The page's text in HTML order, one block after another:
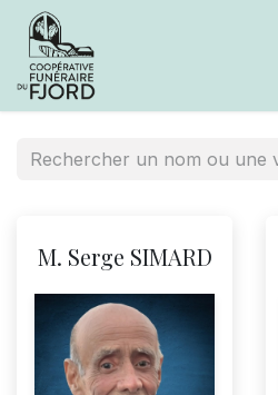
M. Serge SIMARD